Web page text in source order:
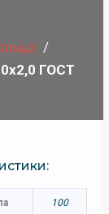
ГОСТ
100